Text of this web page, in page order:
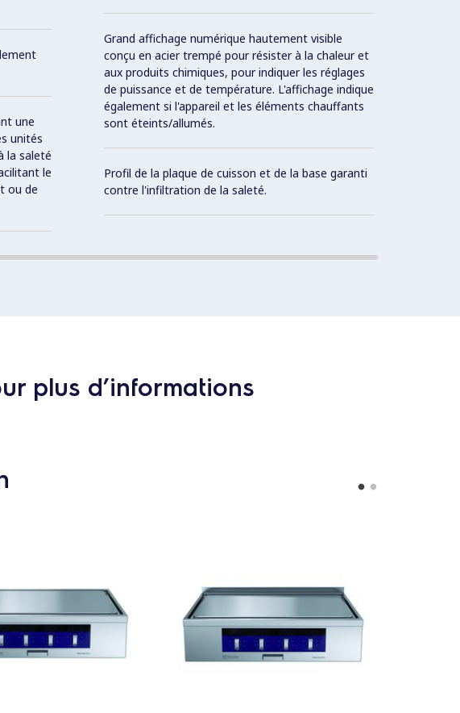
une
unités
la saleté
le
ou de
Grand affichage numérique hautement visible
conçu en acier trempé pour résister à la chaleur et
aux produits chimiques, pour indiquer les réglages
de puissance et de température. L'affichage indique
également si l'appareil et les éléments chauffants
sont éteints/allumés.
Profil de la plaque de cuisson et de la base garanti
contre l'infiltration de la saleté.
plus d’informations